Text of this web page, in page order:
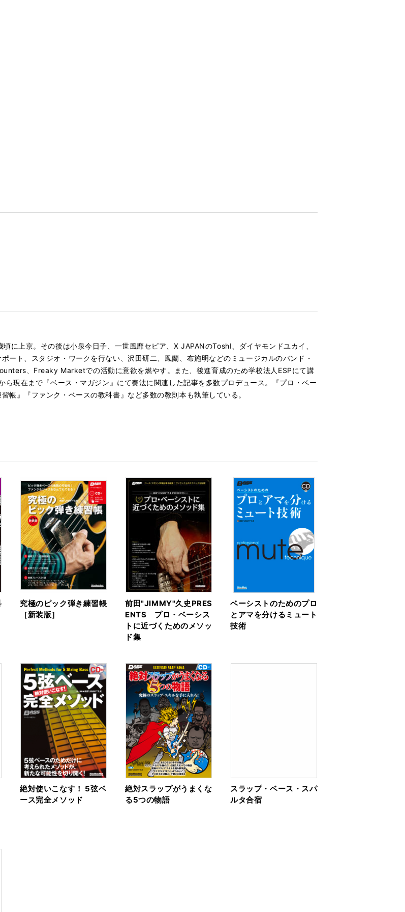
に上京。その後は小泉今日子、一世風靡セピア、X JAPANのToshI、ダイヤモンドユカイ、
ート、スタジオ・ワークを行ない、沢田研二、鳳蘭、布施明などのミュージカルのバンド・
、Freaky Marketでの活動に意欲を燃やす。また、後進育成のため学校法人ESPにて講
現在まで『ベース・マガジン』にて奏法に関連した記事を多数プロデュース。『プロ・ベー
帳』『ファンク・ベースの教科書』など多数の教則本も執筆している。
究極のピック弾き練習帳
［新装版］
前田"JIMMY"久史PRES
ENTS プロ・ベーシス
トに近づくためのメソッ
ド集
ベーシストのためのプロ
とアマを分けるミュート
技術
絶対使いこなす！ 5弦ベ
ース完全メソッド
絶対スラップがうまくな
る5つの物語
スラップ・ベース・スパ
ルタ合宿